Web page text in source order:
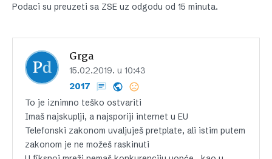
Podaci su preuzeti sa ZSE uz odgodu od 15 minuta.
Grga
15.02.2019. u 10:43
2017
To je iznimno teško ostvariti
Imaš najskuplji, a najsporiji internet u EU
Telefonski zakonom uvaljuješ pretplate, ali istim putem
zakonom je ne možeš raskinuti